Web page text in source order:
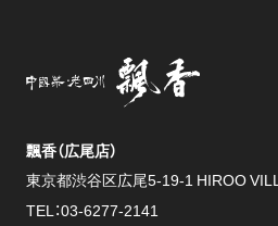
飄香（広尾店）
東京都渋谷区広尾5-19-1HIROO
TEL：03-6277-2141